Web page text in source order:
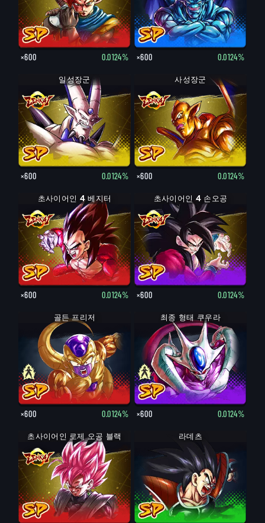
×600 0.0124% ×600 0.0124%
일성장군
×600 0.0124%
사성장군
×600 0.0124%
초사이어인 4 베지터
×600 0.0124%
초사이어인 4 손오공
×600 0.0124%
최종 형태 프리저
골든 프리저
×600 0.0124%
쿠우라
최종 형태 쿠우라
×600 0.0124%
초사이어인 로제 오공 블랙 라데츠